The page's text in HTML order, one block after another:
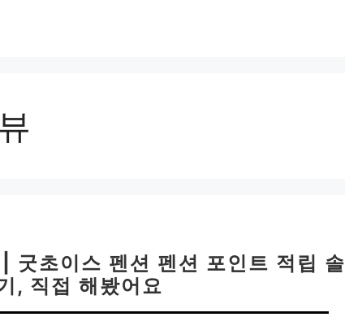
굿초이스 펜션 펜션 포인트 적립 솔
, 직접 해봤어요